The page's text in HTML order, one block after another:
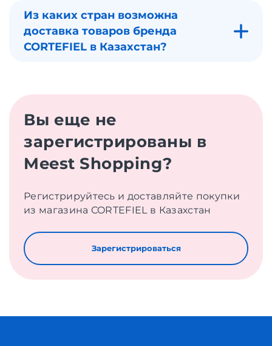
Из каких стран возможна
доставка товаров бренда
CORTEFIEL в Казахстан?
Вы еще не
зарегистрированы в
Meest Shopping?
Регистрируйтесь и доставляйте покупки
из магазина CORTEFIEL в Казахстан
Зарегистрироваться